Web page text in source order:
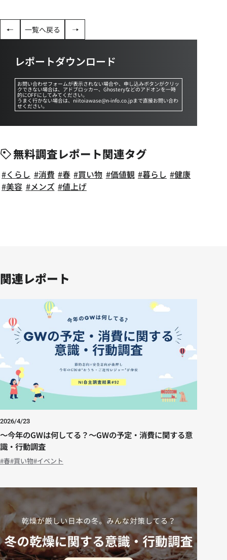
一覧へ戻る
レポートダウンロード
お問い合わせフォームが表示されない場合や、申し込みボタンがクリッ
クできない場合は、アドブロッカー、Ghosteryなどのアドオンを一時
的にOFFにしてみてください。
うまく行かない場合は、niitoiawase@n-info.co.jpまで直接お問い合わ
せください。
無料調査レポート関連タグ
くらし 消費 春 買い物 価値観 暮らし
健康
美容
メンズ 値上げ
関連レポート
2026/4/23
～今年のGWは何してる？～GWの予定・消費に関する意
識・行動調査
春 買い物 イベント